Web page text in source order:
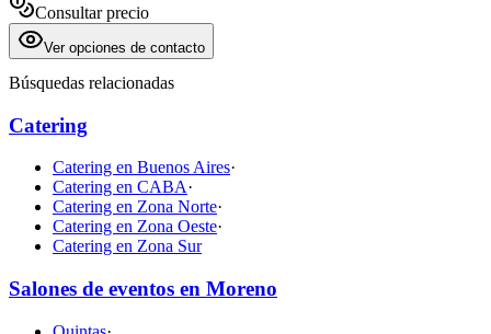
Consultar precio
Ver opciones de contacto
Búsquedas relacionadas
Catering
Catering en Buenos Aires·
Catering en CABA·
Catering en Zona Norte·
Catering en Zona Oeste·
Catering en Zona Sur
Salones de eventos en Moreno